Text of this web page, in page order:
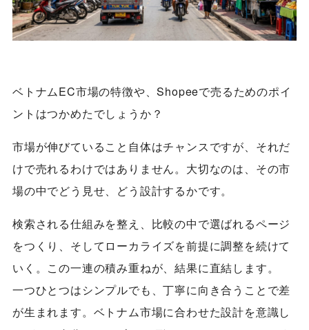
ベトナムEC市場の特徴や、Shopeeで売るためのポイ
ントはつかめたでしょうか？
市場が伸びていること自体はチャンスですが、それだ
けで売れるわけではありません。大切なのは、その市
場の中でどう見せ、どう設計するかです。
検索される仕組みを整え、比較の中で選ばれるページ
をつくり、そしてローカライズを前提に調整を続けて
いく。この一連の積み重ねが、結果に直結します。
一つひとつはシンプルでも、丁寧に向き合うことで差
が生まれます。ベトナム市場に合わせた設計を意識し